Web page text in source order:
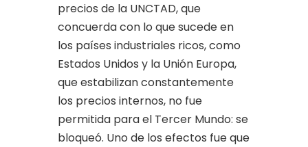
precios de la UNCTAD, que
concuerda con lo que sucede en
los países industriales ricos, como
Estados Unidos y la Unión Europa,
que estabilizan constantemente
los precios internos, no fue
permitida para el Tercer Mundo: se
bloqueó. Uno de los efectos fue que